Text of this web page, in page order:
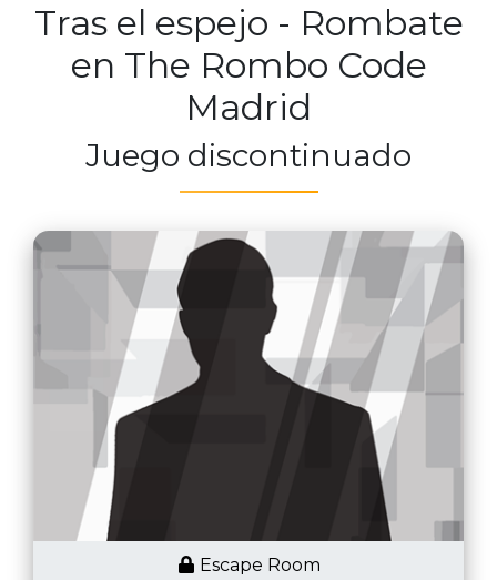
Tras el espejo - Rombate
en The Rombo Code
Madrid
Juego discontinuado
Escape Room